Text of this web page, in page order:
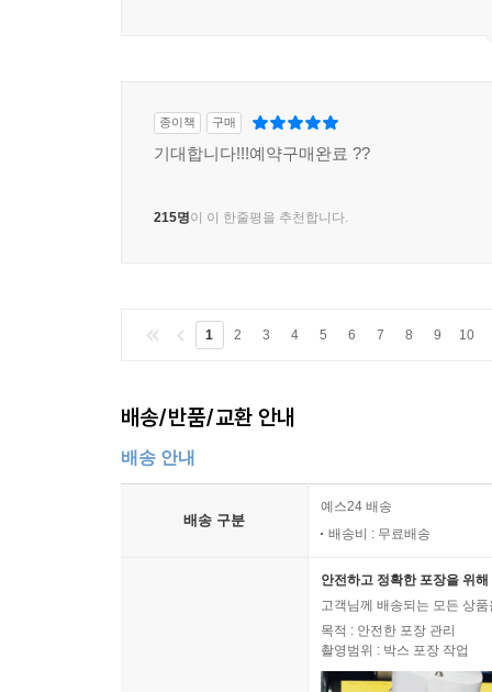
종이책 구매
기대합니다!!!예약구매완료 ??
215명이 이 한줄평을 추천합니다.
1 2 3 4 5 6 7 8 9 10
배송/반품/교환 안내
배송 안내
배송 구분
예스24 배송
배송비 : 무료배송
안전하고 정확한 포장을 위
고객님께 배송되는 모든 상
목적 : 안전한 포장 관리
촬영범위 : 박스 포장 작업